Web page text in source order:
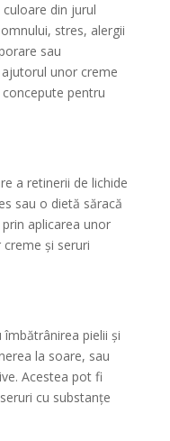
din jurul
stres, alergii
sau
unor creme
pentru
a retinerii de lichide
sau o dietă săracă
aplicarea unor
și seruri
pielii și
la soare, sau
Acestea pot fi
cu substanțe